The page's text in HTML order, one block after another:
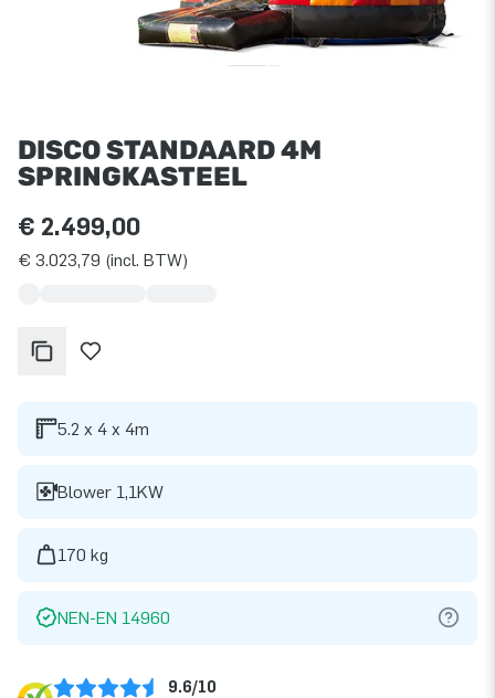
DISCO STANDAARD 4M
SPRINGKASTEEL
€ 2.499,00
€ 3.023,79 (incl. BTW)
5.2 x 4 x 4m
Blower 1,1KW
170 kg
NEN-EN 14960
9.6/10